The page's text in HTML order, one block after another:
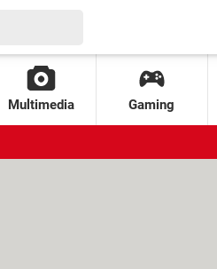
Multimedia Gaming